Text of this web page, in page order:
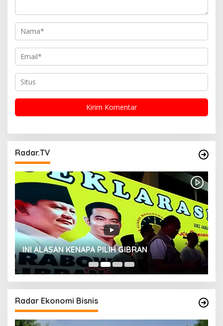
Radar.TV
INI ALASAN KENAPA PILIH GIBRAN
Radar Ekonomi Bisnis